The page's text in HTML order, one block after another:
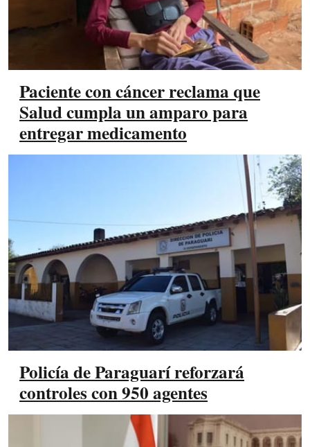
Paciente con cáncer reclama que
Salud cumpla un amparo para
entregar medicamento
Policía de Paraguarí reforzará
controles con 950 agentes